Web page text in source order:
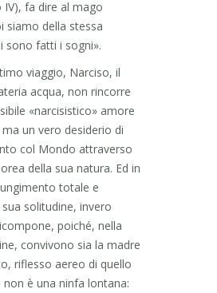
IV), fa dire al mago
siamo della stessa
sono fatti i sogni».
viaggio, Narciso, il
acqua, non rincorre
«narcisistico» amore
un vero desiderio di
col Mondo attraverso
della sua natura. Ed in
totale e
solitudine, invero
poiché, nella
convivono sia la madre
riflesso aereo di quello
non è una ninfa lontana: